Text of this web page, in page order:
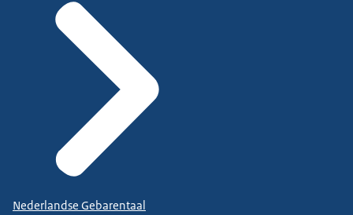
Nederlandse Gebarentaal